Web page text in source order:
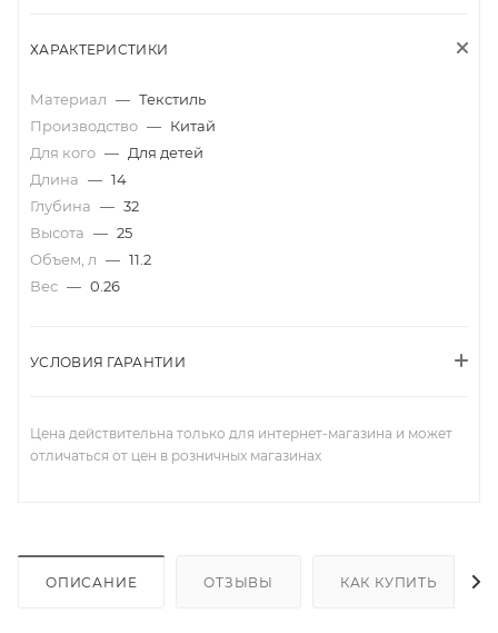
ХАРАКТЕРИСТИКИ
Материал — Текстиль
Производство — Китай
Для кого — Для детей
Длина — 14
Глубина — 32
Высота — 25
Объем, л — 11.2
Вес — 0.26
УСЛОВИЯ ГАРАНТИИ
Цена действительна только для интернет-магазина и может
отличаться от цен в розничных магазинах
ОПИСАНИЕ ОТЗЫВЫ КАК КУПИТЬ